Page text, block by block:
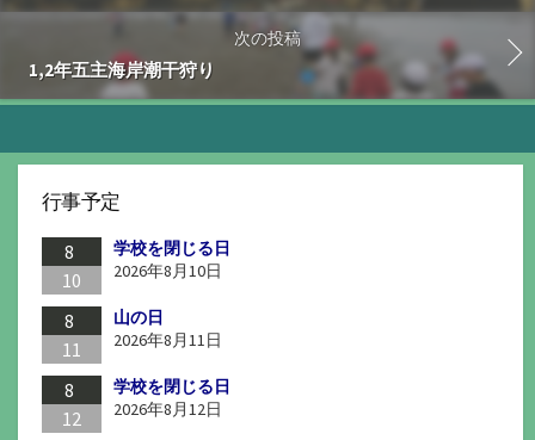
次の投稿
1,2年五主海岸潮干狩り
行事予定
8
10
学校を閉じる日
2026年8月10日
8
11
山の日
2026年8月11日
8
12
学校を閉じる日
2026年8月12日